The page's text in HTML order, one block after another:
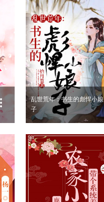
乱世荒年：书生的彪悍小娘
子